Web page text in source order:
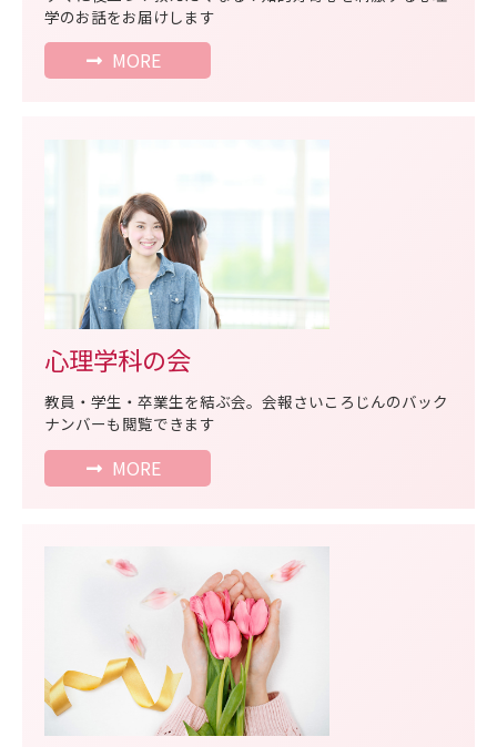
学のお話をお届けします
MORE
心理学科の会
教員・学生・卒業生を結ぶ会。会報さいころじんのバック
ナンバーも閲覧できます
MORE